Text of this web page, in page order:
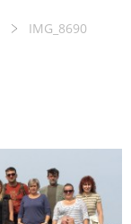
IMG_8690